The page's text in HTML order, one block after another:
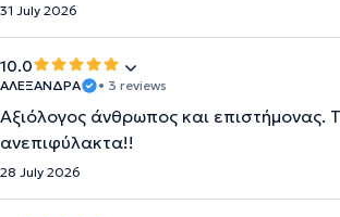
31 July 2026
10.0
ΑΛΕΞΑΝΔΡΑ • 3 reviews
Αξιόλογος άνθρωπος και επιστήμονας.
ανεπιφύλακτα!!
28 July 2026